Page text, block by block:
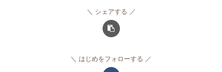
シェアする
はじめをフォローする